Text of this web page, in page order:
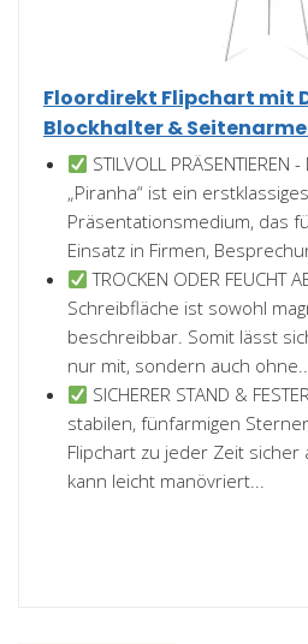
Floordirekt Flipchart mit
Blockhalter &
STILVOLL
„Piranha“ ist ein erstklassiges
Präsentationsmedium, das
Einsatz in Firmen,
TROCKEN ODER FEUCHT
Schreibfläche ist sowohl
beschreibbar. Somit lässt
nur mit, sondern auch
SICHERER STAND &
stabilen, fünfarmigen
Flipchart zu jeder Zeit
kann leicht manövriert...